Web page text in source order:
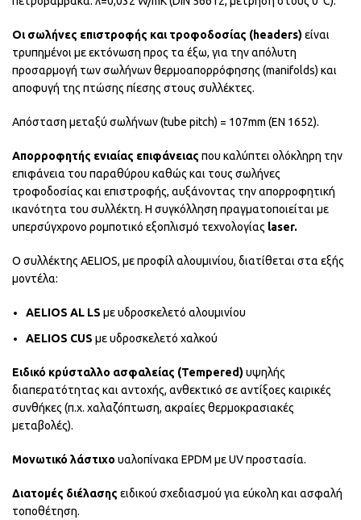
Οι σωλήνες επιστροφής και τροφοδοσίας (headers)είναι
τρυπημένοι με εκτόνωση προς τα έξω, για την απόλυτη
προσαρμογή των σωλήνων θερμοαπορρόφησης (manifolds) και
αποφυγή της πτώσης πίεσης στους συλλέκτες.
Απόσταση μεταξύ σωλήνων (tube pitch) = 107mm (EN 1652).
Απορροφητής ενιαίας επιφάνειας που καλύπτει ολόκληρη την
επιφάνεια του παραθύρου καθώς και τους σωλήνες
τροφοδοσίας και επιστροφής, αυξάνοντας την απορροφητική
ικανότητα του συλλέκτη. Η συγκόλληση πραγματοποιείται με
υπερσύγχρονο ρομποτικό εξοπλισμό τεχνολογίας laser.
Ο συλλέκτης AELIOS, με προφίλ αλουμινίου, διατίθεται στα εξής
μοντέλα:
AELIOS AL LS με υδροσκελετό αλουμινίου
AELIOS CUS με υδροσκελετό χαλκού
Ειδικό κρύσταλλο ασφαλείας (Tempered)υψηλής
διαπερατότητας και αντοχής, ανθεκτικό σε αντίξοες καιρικές
συνθήκες (π.χ. χαλαζόπτωση, ακραίες θερμοκρασιακές
μεταβολές).
Μονωτικό λάστιχο υαλοπίνακα EPDM με UV προστασία.
Διατομές διέλασης ειδικού σχεδιασμού για εύκολη και ασφαλή
τοποθέτηση.